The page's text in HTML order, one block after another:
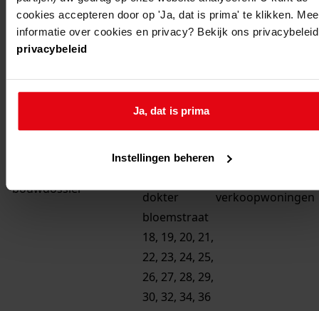
cookies accepteren door op 'Ja, dat is prima' te klikken.
informatie over cookies en privacy? Bekijk ons privacybeleid
privacybeleid
Ja, dat is prima
Instellingen beheren
5
6
...
dokter
bloemstraat
18, 19, 20, 21,
22, 23, 24, 25,
26, 27, 28, 29,
30, 32, 34, 36
verkoopwoningen